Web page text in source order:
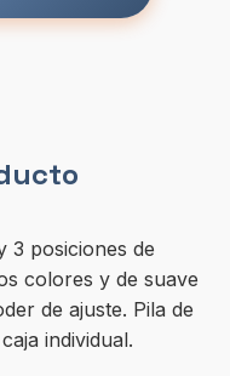
3 posiciones de
colores y de suave
de ajuste. Pila de
individual.